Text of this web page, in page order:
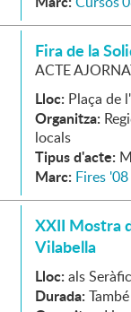
Fira de la
ACTE
Lloc: Plaça de
Organitza:
locals
Tipus d'acte:
Marc: Fires '08
XXII Mostra
Vilabella
Lloc: als
Durada: